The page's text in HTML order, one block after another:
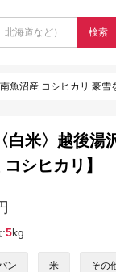
検索
魚沼産 コシヒカリ 豪雪
白米〉越後湯
シヒカリ】
:5kg
ン 米 その